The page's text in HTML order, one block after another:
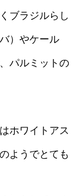
ブラジルらし
）やケール
パルミットの
ホワイトアス
ようでとても